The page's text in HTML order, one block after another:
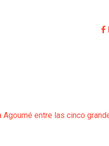
Agoumé entre las cinco